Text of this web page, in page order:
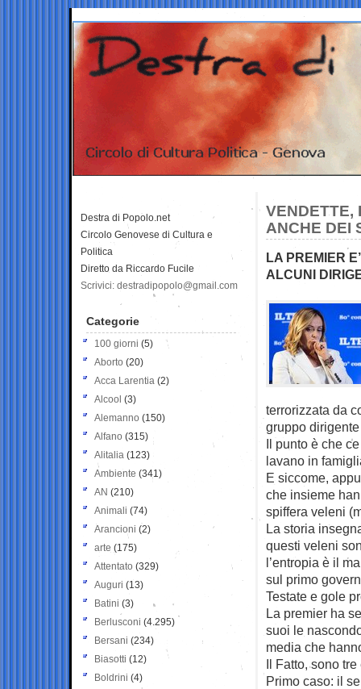
VENDETTE,
ANCHE DEI
LA PREMIER
ALCUNI
terrorizzata da
gruppo
Il punto è che
lavano in
E siccome,
che insieme
spiffera veleni
La storia
questi veleni
l’entropia è il
sul primo
Testate e gole
La premier ha
suoi le
media che
Il Fatto, sono
Primo caso: il
Destra di Popolo.net
Circolo Genovese di Cultura e
Politica
Diretto da Riccardo Fucile
Scrivici: destradipopolo@gmail.com
Categorie
100 giorni (5)
Aborto (20)
Acca Larentia (2)
Alcool (3)
Alemanno (150)
Alfano (315)
Alitalia (123)
Ambiente (341)
AN (210)
Animali (74)
Arancioni (2)
arte (175)
Attentato (329)
Auguri (13)
Batini (3)
Berlusconi (4.295)
Bersani (234)
Biasotti (12)
Boldrini (4)